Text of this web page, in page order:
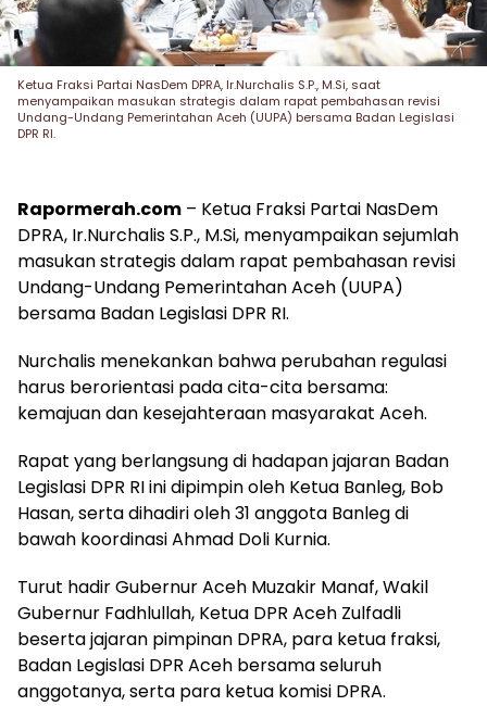
Ketua Fraksi Partai NasDem DPRA, Ir.Nurchalis S.P., M.Si, saat
menyampaikan masukan strategis dalam rapat pembahasan revisi
Undang-Undang Pemerintahan Aceh (UUPA) bersama Badan Legislasi
DPR RI.
Rapormerah.com – Ketua Fraksi Partai NasDem
DPRA, Ir.Nurchalis S.P., M.Si, menyampaikan sejumlah
masukan strategis dalam rapat pembahasan revisi
Undang-Undang Pemerintahan Aceh (UUPA)
bersama Badan Legislasi DPR RI.
Nurchalis menekankan bahwa perubahan regulasi
harus berorientasi pada cita-cita bersama:
kemajuan dan kesejahteraan masyarakat Aceh.
Rapat yang berlangsung di hadapan jajaran Badan
Legislasi DPR RI ini dipimpin oleh Ketua Banleg, Bob
Hasan, serta dihadiri oleh 31 anggota Banleg di
bawah koordinasi Ahmad Doli Kurnia.
Turut hadir Gubernur Aceh Muzakir Manaf, Wakil
Gubernur Fadhlullah, Ketua DPR Aceh Zulfadli
beserta jajaran pimpinan DPRA, para ketua fraksi,
Badan Legislasi DPR Aceh bersama seluruh
anggotanya, serta para ketua komisi DPRA.